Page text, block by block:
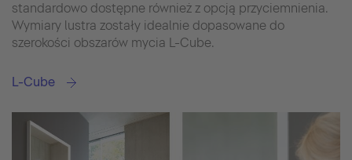
standardowo dostępne również z opcją przyciemnienia.
Wymiary lustra zostały idealnie dopasowane do
szerokości obszarów mycia L-Cube.
L-Cube